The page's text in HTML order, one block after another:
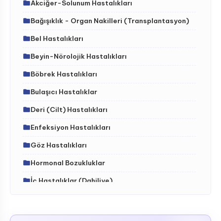
Akciğer-Solunum Hastalıkları
Bağışıklık - Organ Nakilleri (Transplantasyon)
Bel Hastalıkları
Beyin-Nörolojik Hastalıkları
Böbrek Hastalıkları
Bulaşıcı Hastalıklar
Deri (Cilt) Hastalıkları
Enfeksiyon Hastalıkları
Göz Hastalıkları
Hormonal Bozukluklar
İç Hastalıklar (Dahiliye)
İskelet - Kas Sistemi ve Hastalıkları (ortopedi)